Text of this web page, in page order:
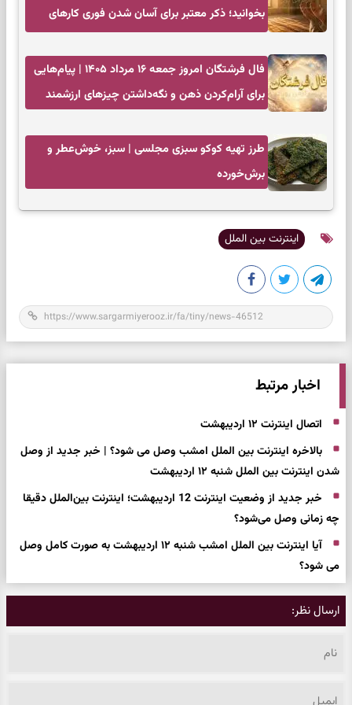
بخوانید؛ ذکر معتبر برای آسان شدن فوری کارهای
فال فرشتگان امروز جمعه ۱۶ مرداد ۱۴۰۵ | پیام‌هایی
برای آرام‌کردن ذهن و نگه‌داشتن چیزهای ارزشمند
طرز تهیه کوکو سبزی مجلسی | سبز، خوش‌عطر و
برش‌خورده
اینترنت بین الملل
اخبار مرتبط
اتصال اینترنت ۱۲ اردیبهشت
بالاخره اینترنت بین الملل امشب وصل می شود؟ | خبر جدید از وصل
شدن اینترنت بین الملل شنبه ۱۲ اردیبهشت
خبر جدید از وضعیت اینترنت 12 اردیبهشت؛ اینترنت بین‌الملل دقیقا
چه زمانی وصل می‌شود؟
آیا اینترنت بین الملل امشب شنبه ۱۲ اردیبهشت به صورت کامل وصل
می شود؟
ارسال نظر: